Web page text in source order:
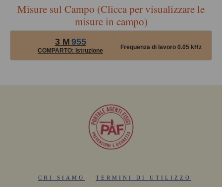
Misure sul Campo (Clicca per visualizzare le
misure in campo)
Frequenza di lavoro 0.05 kHz
3 M 955
COMPARTO: Istruzione
CHI SIAMO TERMINI DI UTILIZZO